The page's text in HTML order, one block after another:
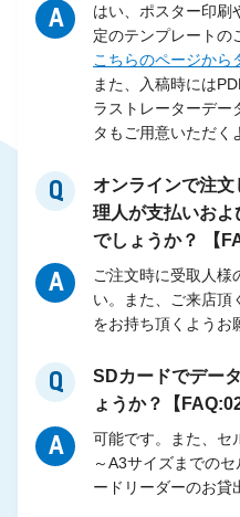
A
はい、ポスター印刷
定のテンプレートの
こちらのページから
また、入稿時には
ラストレーターデー
タもご用意いただく
Q
オンラインで注
理人が支払いお
でしょうか？ 【
A
ご注文時に受取人様
い。また、ご来店頂
をお持ち頂くようお
Q
SDカードでデー
ょうか？【
A
可能です。また、セ
～A3サイズまでの
ードリーダーのお貸